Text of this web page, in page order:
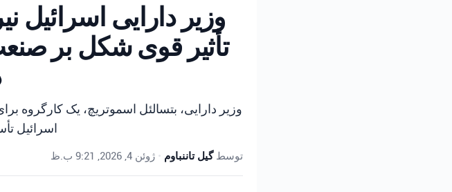
وزیر دارایی اسرائیل
تأثیر قوی شکل بر
وزیر دارایی، بتسالئل اسموتریچ، یک کارگروه
اسرائیل
توسطگیل تاننباوم • ژوئن 4, 2026, 9:21 ب.ظ